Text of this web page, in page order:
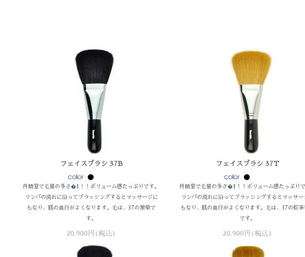
フェイスブラシ 37B
丹精堂で毛量の多さ�1！！ボリューム感たっぷりです。
リンパの流れに沿ってブラッシングするとマッサージに
もなり、肌の血行がよくなります。毛は、37の黒染で
す。
20,900円(税込)
フェイスブラシ 37T
丹精堂で毛量の多さ�1！！ボリューム感たっぷりで
リンパの流れに沿ってブラッシングするとマッサー
もなり、肌の血行がよくなります。毛は、37の紅茶
です。
20,900円(税込)